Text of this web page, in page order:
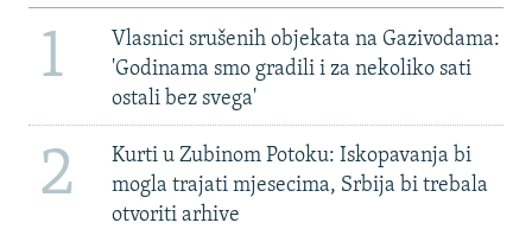
1
Vlasnici srušenih objekata na Gazivodama:
'Godinama smo gradili i za nekoliko sati
ostali bez svega'
2
Kurti u Zubinom Potoku: Iskopavanja bi
mogla trajati mjesecima, Srbija bi trebala
otvoriti arhive